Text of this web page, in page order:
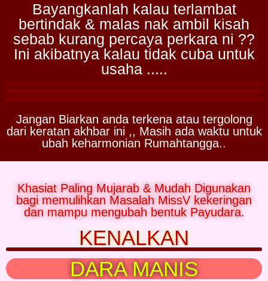
Bayangkanlah kalau terlambat
bertindak & malas nak ambil kisah
sebab kurang percaya perkara ni ??
Ini akibatnya kalau tidak cuba untuk
usaha .....
Jangan Biarkan anda terkena atau tergolong
dari keratan akhbar ini ,, Masih ada waktu untuk
ubah keharmonian Rumahtangga..
Khasiat Paling Mujarab & Mudah Digunakan
bagi memulihkan Masalah MissV kekeringan
dan mampu mengubah bentuk Payudara.
KENALKAN
DARA MANIS